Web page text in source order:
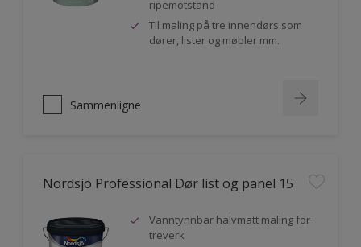
ripemotstand
Til maling på tre innendørs som
dører, lister og møbler mm.
Sammenligne
Nordsjö Professional Dør list og panel 15
Vanntynnbar halvmatt maling for
treverk